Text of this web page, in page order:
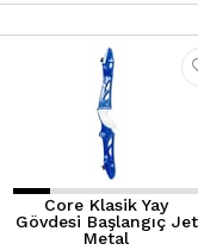
Core Klasik Yay
Gövdesi Başlangıç Jet
Metal